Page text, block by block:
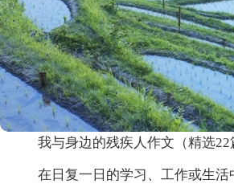
我与身边的残疾人作文（精选22
在日复一日的学习、工作或生